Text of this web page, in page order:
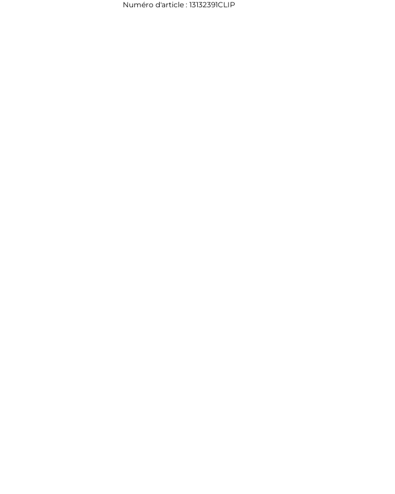
Numéro d'article : 13132391CLIP